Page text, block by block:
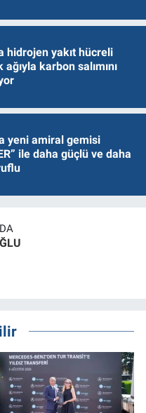
hidrojen yakıt hücreli
karbon salımını
yeni amiral gemisi
ile daha güçlü ve daha